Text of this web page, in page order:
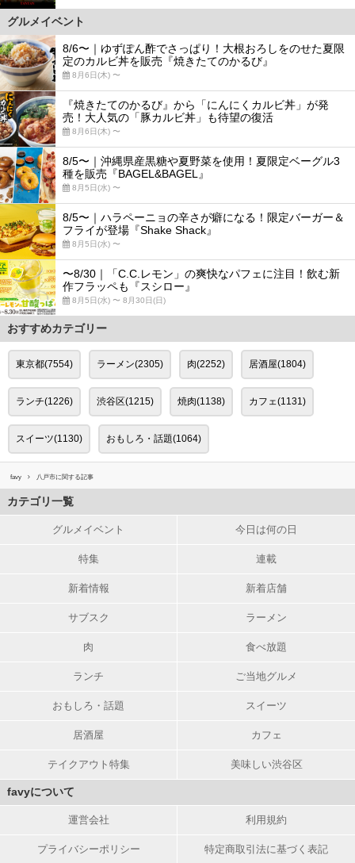
グルメイベント
8/6〜｜ゆずぽん酢でさっぱり！大根おろしをのせた夏限
定のカルビ丼を販売『焼きたてのかるび』
8月6日(木) 〜
『焼きたてのかるび』から「にんにくカルビ丼」が発
売！大人気の「豚カルビ丼」も待望の復活
8月6日(木) 〜
8/5〜｜沖縄県産黒糖や夏野菜を使用！夏限定ベーグル3
種を販売『BAGEL&BAGEL』
8月5日(水) 〜
8/5〜｜ハラペーニョの辛さが癖になる！限定バーガー＆
フライが登場『Shake Shack』
8月5日(水) 〜
〜8/30｜「C.C.レモン」の爽快なパフェに注目！飲む新
作フラッペも『スシロー』
8月5日(水) 〜 8月30日(日)
おすすめカテゴリー
東京都(7554) ラーメン(2305) 肉(2252) 居酒屋(1804)
ランチ(1226) 渋谷区(1215) 焼肉(1138) カフェ(1131)
スイーツ(1130) おもしろ・話題(1064)
favy 八戸市に関する記事
カテゴリ一覧
グルメイベント 今日は何の日
特集 連載
新着情報 新着店舗
サブスク ラーメン
肉 食べ放題
ランチ ご当地グルメ
おもしろ・話題 スイーツ
居酒屋 カフェ
テイクアウト特集 美味しい渋谷区
favyについて
運営会社 利用規約
プライバシーポリシー 特定商取引法に基づく表記